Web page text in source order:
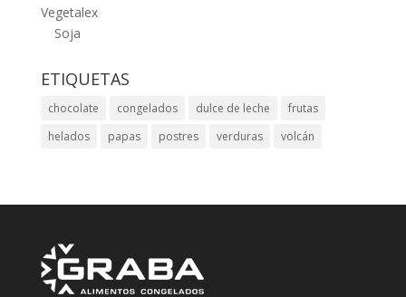
Vegetalex
Soja
ETIQUETAS
chocolate congelados dulce de leche
frutas
helados
papas postres verduras volcán